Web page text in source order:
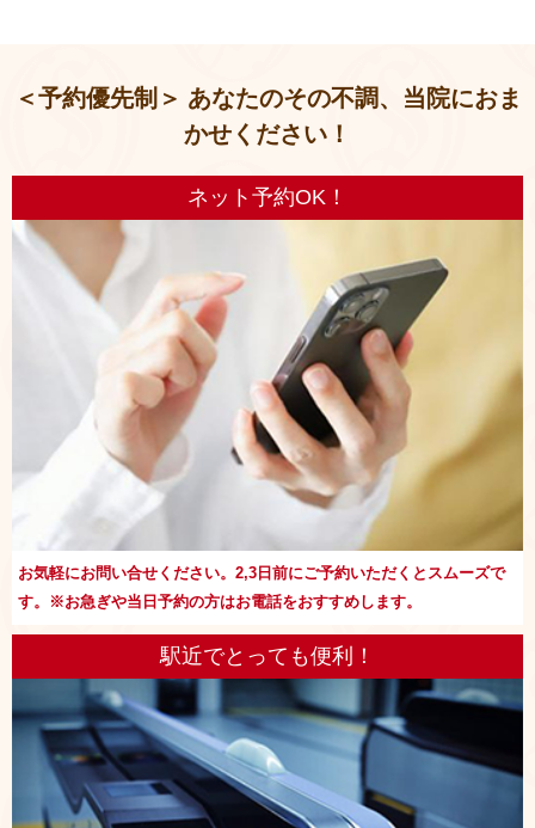
＜予約優先制＞ あなたのその不調、当院におま
かせください！
ネット予約OK！
お気軽にお問い合せください。2,3日前にご予約いただくとスムーズで
す。※お急ぎや当日予約の方はお電話をおすすめします。
駅近でとっても便利！